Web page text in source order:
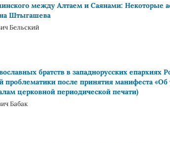
между Алтаем и Саянами: Некоторые
Штыгашева
Бельский
братств в западнорусских епархиях
проблематики после принятия манифеста
церковной периодической печати)
Бабак